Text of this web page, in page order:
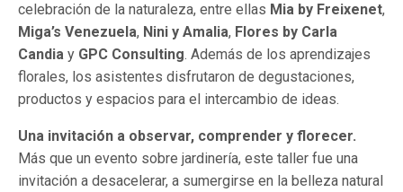
celebración de la naturaleza, entre ellas Mia by Freixenet,
Miga’s Venezuela, Nini y Amalia, Flores by Carla
Candia y GPC Consulting. Además de los aprendizajes
florales, los asistentes disfrutaron de degustaciones,
productos y espacios para el intercambio de ideas.
Una invitación a observar, comprender y florecer.
Más que un evento sobre jardinería, este taller fue una
invitación a desacelerar, a sumergirse en la belleza natural